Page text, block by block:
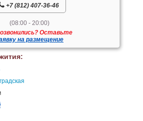
+7 (812) 407-36-46
(08:00 - 20:00)
Оставьте
на размещение